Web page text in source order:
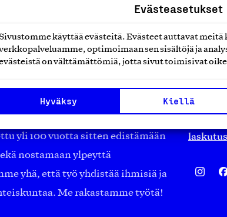
Evästeasetukset
käyttää evästeitä. Evästeet auttavat meitä
optimoimaan sen sisältöjä ja
on välttämättömiä, jotta sivut toimisivat
Hyväksy Kiellä
työmarkkinajärjestöistä
on koko suomalaisen
ja yhteisöistä kansainvälisiin
yli 100 vuotta sitten edistämään
nostamaan ylpeyttä
yhä, että työ yhdistää ihmisiä ja
Me rakastamme työtä!
Finland